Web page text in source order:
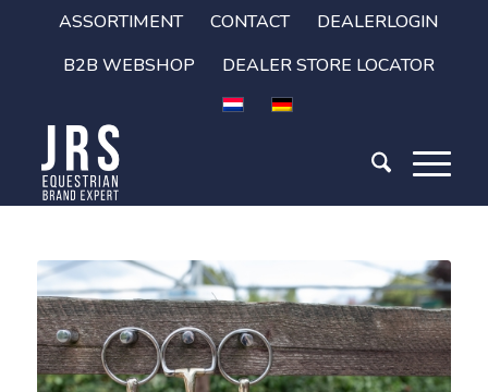
ASSORTIMENT CONTACT
DEALERLOGIN
B2B WEBSHOP
DEALER STORE LOCATOR